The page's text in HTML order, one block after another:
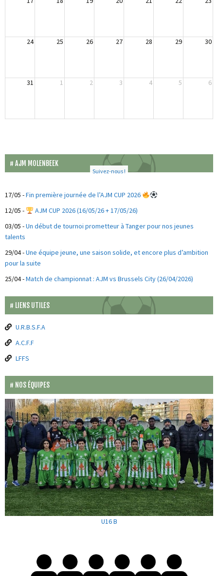
24 25 26 27 28 29 30
31 1 2 3 4 5 6
AJM MOLENBEEK
Suivez-nous !
17/05 -Fin première journée de l’AJM CUP 2026
12/05 -
AJM CUP 2026 (16/05/26 + 17/05/26)
03/05 -Un début de tournoi prometteur à Tanger pour nos jeunes
talents
29/04-Une équipe jeune, une saison solide, et encore plus d’ambition
pour la suite
25/04-Match de championnat : AJM vs Brussels City (26/04/2026)
LIENS UTILES
U.R.B.S.F.A
A.C.F.F
LFFS
NOS ÉQUIPES
U16 B